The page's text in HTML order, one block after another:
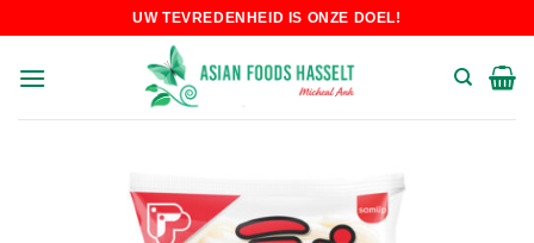
content
UW TEVREDENHEID IS ONZE DOEL!